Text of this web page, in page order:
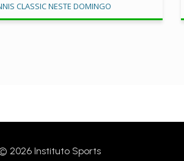
CLASSIC NESTE DOMINGO
2026 Instituto Sports